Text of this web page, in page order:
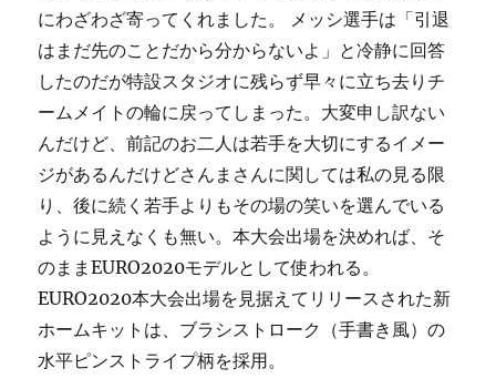
にわざわざ寄ってくれました。 メッシ選手は「引退
はまだ先のことだから分からないよ」と冷静に回答
したのだが特設スタジオに残らず早々に立ち去りチ
ームメイトの輪に戻ってしまった。大変申し訳ない
んだけど、前記のお二人は若手を大切にするイメー
ジがあるんだけどさんまさんに関しては私の見る限
り、後に続く若手よりもその場の笑いを選んでいる
ように見えなくも無い。本大会出場を決めれば、そ
のままEURO2020モデルとして使われる。
EURO2020本大会出場を見据えてリリースされた新
ホームキットは、ブラシストローク（手書き風）の
水平ピンストライプ柄を採用。